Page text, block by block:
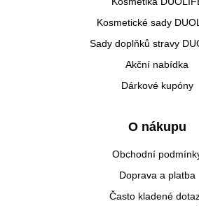
Kosmetické sady
Sady doplňků stravy
Akční nabídka
Dárkové kupóny
O nákupu
Obchodní
Doprava a platba
Často kladené